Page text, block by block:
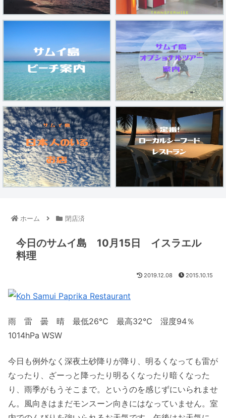
ホーム 閉店済
今日のサムイ島 10月15日 イスラエル
料理
2019.12.08 2015.10.15
雨 雷 曇 晴 最低26℃ 最高32℃ 湿度94％
1014hPa WSW
今日も例外なく深夜土砂降りが降り、明るくなっても雷が
なったり、ざーっと降ったり明るくなったり暗くなった
り、雨季がもうそこまで。というのを感じずにいられませ
ん。風向きはまだモンスーン向きにはなっていません。室